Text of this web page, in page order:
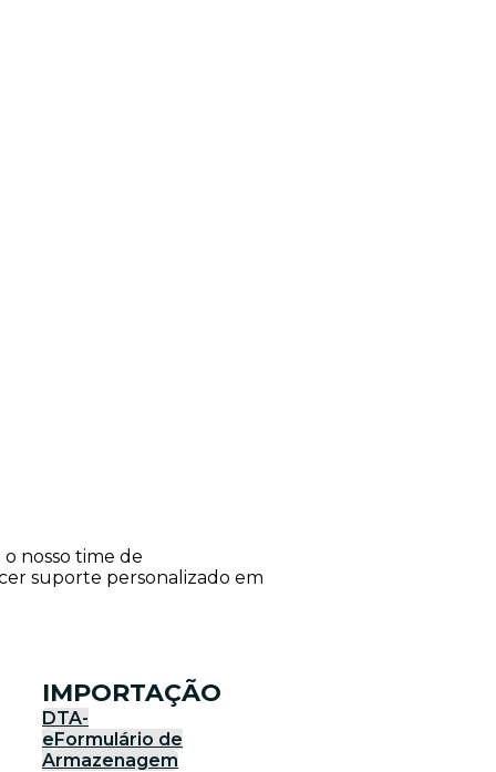
nosso time de
suporte personalizado em
IMPORTAÇÃO
DTA-
eFormulário de
Armazenagem